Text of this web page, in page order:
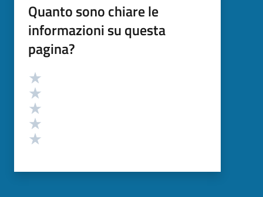
Quanto sono chiare le
informazioni su questa
pagina?
Valutazione